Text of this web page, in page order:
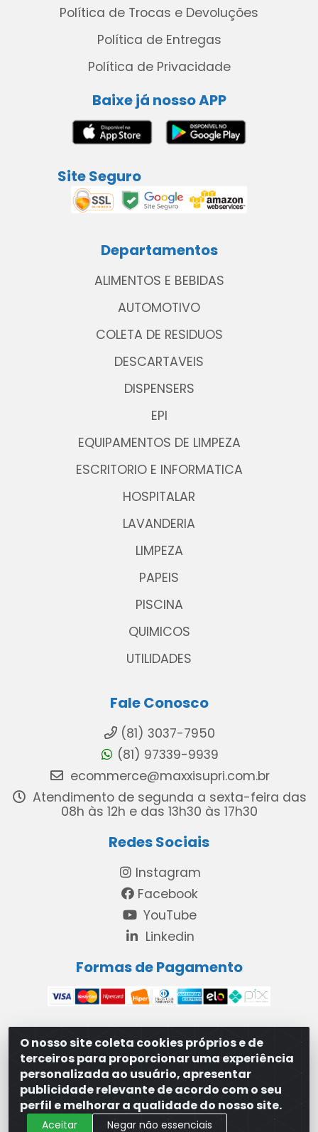
O nosso site coleta cookies próprios e de
terceiros para proporcionar uma experiência
personalizada ao usuário, apresentar
publicidade relevante de acordo com o seu
perfil e melhorar a qualidade do nosso site.
Aceitar Negar não essenciais
Política de Trocas e Devoluções
Política de Entregas
Política de Privacidade
Baixe já nosso APP
Site Seguro
Departamentos
ALIMENTOS E BEBIDAS
AUTOMOTIVO
COLETA DE RESIDUOS
DESCARTAVEIS
DISPENSERS
EPI
EQUIPAMENTOS DE LIMPEZA
ESCRITORIO E INFORMATICA
HOSPITALAR
LAVANDERIA
LIMPEZA
PAPEIS
PISCINA
QUIMICOS
UTILIDADES
Fale Conosco
(81) 3037-7950
(81) 97339-9939
ecommerce@maxxisupri.com.br
Atendimento de segunda a sexta-feira das
08h às 12h e das 13h30 às 17h30
Redes Sociais
Instagram
Facebook
YouTube
Linkedin
Formas de Pagamento
MAXXISUPRI COMÉRCIO DE SANEANTES LTDA - Avenida
Antônio Cabral de Souza, 2872 - Maranguape II -
Paulista/PE - CEP 53.421-420 - 31.329.180/0001-83